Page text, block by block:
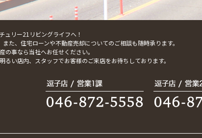
ュリー21リビングライフへ！
た、住宅ローンや不動産売却についてのご相談も随時承ります。
事なら当社へお任せください。
い店内、スタッフでお客様のご来店をお待ちしております。